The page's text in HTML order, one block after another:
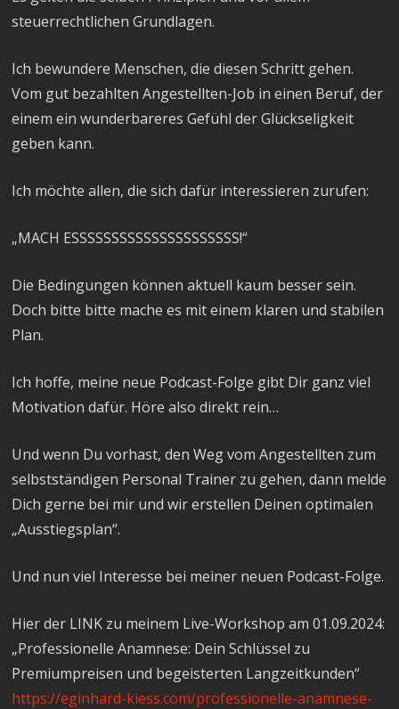
steuerrechtlichen Grundlagen.
Ich bewundere Menschen, die diesen Schritt gehen.
Vom gut bezahlten Angestellten-Job in einen Beruf, der
einem ein wunderbareres Gefühl der Glückseligkeit
geben kann.
Ich möchte allen, die sich dafür interessieren zurufen:
„MACH ESSSSSSSSSSSSSSSSSSSSS!“
Die Bedingungen können aktuell kaum besser sein.
Doch bitte bitte mache es mit einem klaren und stabilen
Plan.
Ich hoffe, meine neue Podcast-Folge gibt Dir ganz viel
Motivation dafür. Höre also direkt rein…
Und wenn Du vorhast, den Weg vom Angestellten zum
selbstständigen Personal Trainer zu gehen, dann melde
Dich gerne bei mir und wir erstellen Deinen optimalen
„Ausstiegsplan“.
Und nun viel Interesse bei meiner neuen Podcast-Folge.
Hier der LINK zu meinem Live-Workshop am 01.09.2024:
„Professionelle Anamnese: Dein Schlüssel zu
Premiumpreisen und begeisterten Langzeitkunden“
https://eginhard-kiess.com/professionelle-anamnese-